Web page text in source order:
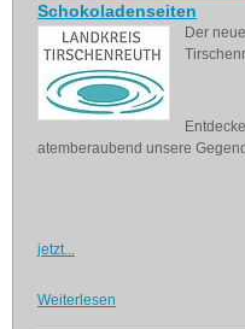
Schokoladenseiten
Der
atemberaubend unsere
jetzt...
Weiterlesen